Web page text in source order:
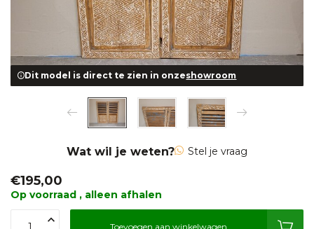
Dit model is direct te zien in onzeshowroom
Wat wil je weten? Stel je vraag
€195,00
Op voorraad , alleen afhalen
Toevoegen aan winkelwagen